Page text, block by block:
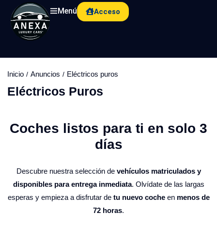
Menú Acceso
Inicio Anuncios Eléctricos puros
Eléctricos Puros
Coches listos para ti en solo 3
días​
Descubre nuestra selección de vehículos matriculados y
disponibles para entrega inmediata. Olvídate de las largas
esperas y empieza a disfrutar de tu nuevo cocheen menos de
72 horas.